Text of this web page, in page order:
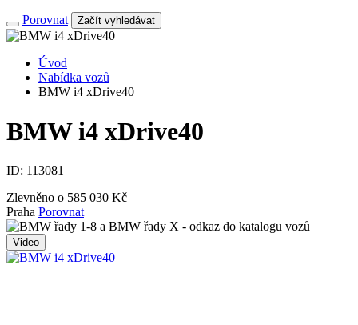
Porovnat Začít vyhledávat
Úvod
Nabídka vozů
BMW i4 xDrive40
BMW i4 xDrive40
ID: 113081
Zlevněno o 585 030 Kč
Praha Porovnat
Video